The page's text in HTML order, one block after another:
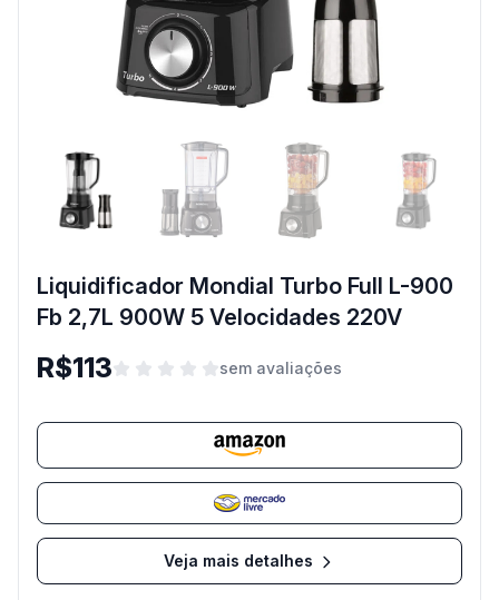
Liquidificador Mondial Turbo Full L-900
Fb 2,7L 900W 5 Velocidades 220V
R$113 sem avaliações
Veja mais detalhes